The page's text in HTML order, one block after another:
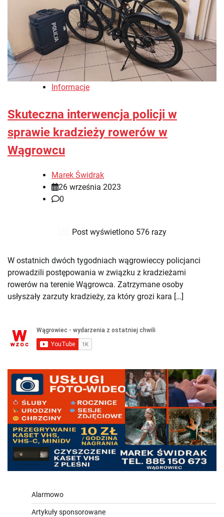
Informacje
Skuteczna interwencja policji w
sprawie kradzieży rowerów w
Wągrowcu
Marek Świdrak
26 września 2023
0
Post wyświetlono 576 razy
W ostatnich dwóch tygodniach wągrowieccy policjanci
prowadzili postępowania w związku z kradzieżami
rowerów na terenie Wągrowca. Zatrzymane osoby
usłyszały zarzuty kradzieży, za który grozi kara […]
Alarmowo
Artykuły sponsorowane